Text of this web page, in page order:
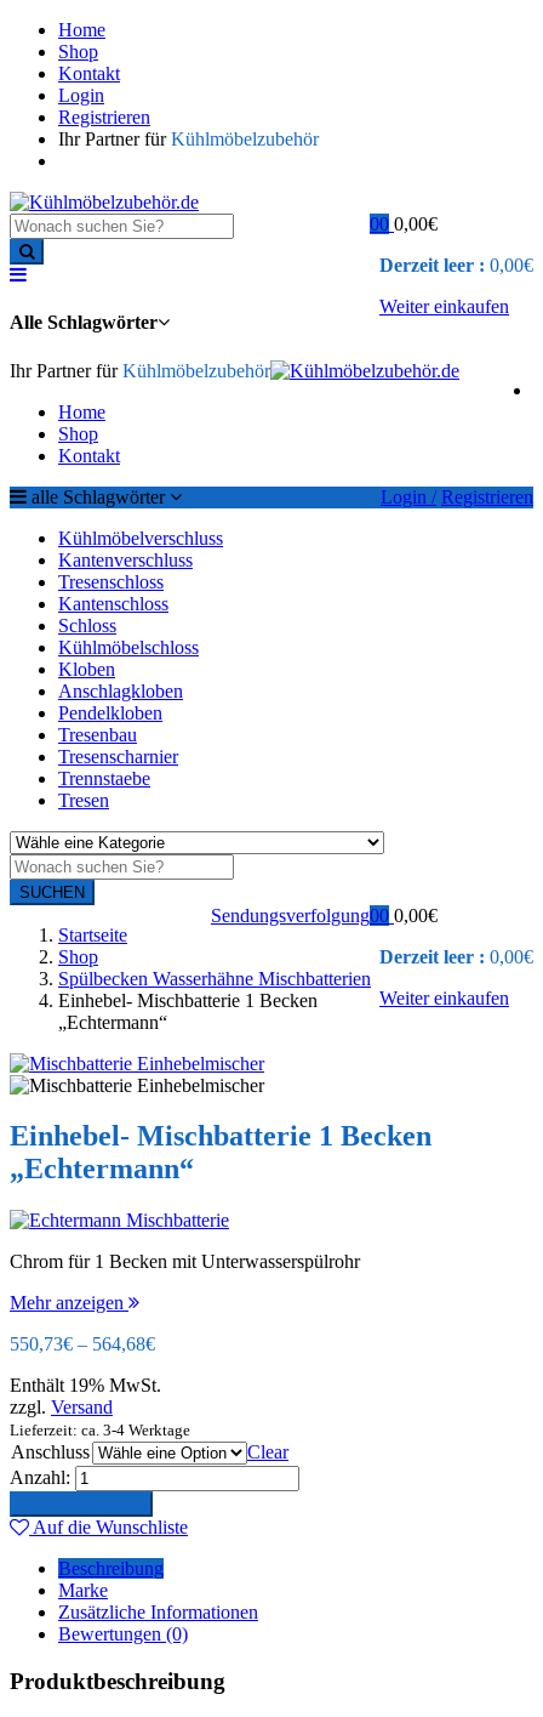
Home
Shop
Kontakt
Login
Registrieren
Ihr Partner fürKühlmöbelzubehör
0 0,00€
Derzeit leer : 0,00€
Weiter einkaufen
0
Alle Schlagwörter
Ihr Partner fürKühlmöbelzubehör
Home
Shop
Kontakt
Login / Registrieren
alle Schlagwörter
Kühlmöbelverschluss
Kantenverschluss
Tresenschloss
Kantenschloss
Schloss
Kühlmöbelschloss
Kloben
Anschlagkloben
Pendelkloben
Tresenbau
Tresenscharnier
Trennstaebe
Tresen
SUCHEN
0 0,00€
Derzeit leer : 0,00€
Weiter einkaufen
0
Sendungsverfolgung
Startseite
Shop
Spülbecken Wasserhähne Mischbatterien
Einhebel- Mischbatterie 1 Becken
„Echtermann“
Einhebel- Mischbatterie 1 Becken
„Echtermann“
Chrom für 1 Becken mit Unterwasserspülrohr
Mehr anzeigen
550,73€ – 564,68€
Enthält 19% MwSt.
zzgl. Versand
Lieferzeit: ca. 3-4 Werktage
Anschluss
Clear
Anzahl:
Auf die Wunschliste
Beschreibung
Marke
Zusätzliche Informationen
Bewertungen (0)
Produktbeschreibung